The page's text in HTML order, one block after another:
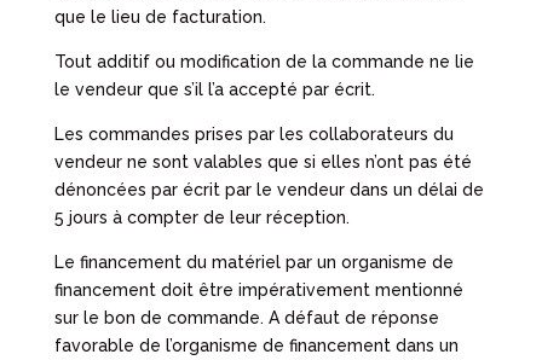
que le lieu de facturation.
Tout additif ou modification de la commande ne lie
le vendeur que s’il l’a accepté par écrit.
Les commandes prises par les collaborateurs du
vendeur ne sont valables que si elles n’ont pas été
dénoncées par écrit par le vendeur dans un délai de
5 jours à compter de leur réception.
Le financement du matériel par un organisme de
financement doit être impérativement mentionné
sur le bon de commande. A défaut de réponse
favorable de l’organisme de financement dans un